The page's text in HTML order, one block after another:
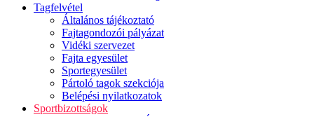
Tagfelvétel
Általános tájékoztató
Fajtagondozói pályázat
Vidéki szervezet
Fajta egyesület
Sportegyesület
Pártoló tagok szekciója
Belépési nyilatkozatok
Sportbizottságok